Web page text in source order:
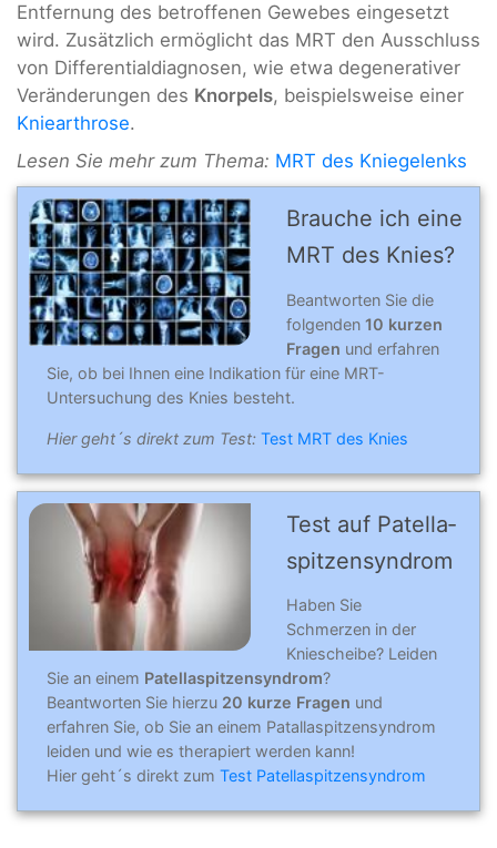
Entfernung des betroffenen Gewebes eingesetzt
wird. Zusätzlich ermöglicht das MRT den Ausschluss
von Differentialdiagnosen, wie etwa degenerativer
Veränderungen des Knorpels, beispielsweise einer
Kniearthrose.
Lesen Sie mehr zum Thema: MRT des Kniegelenks
Brauche ich eine
MRT des Knies?
Beantworten Sie die
folgenden 10 kurzen
Fragen und erfahren
Sie, ob bei Ihnen eine Indikation für eine MRT-
Untersuchung des Knies besteht.
Hier geht´s direkt zum Test: Test MRT des Knies
Test auf Patella­
spitz­en­syn­drom
Haben Sie
Schmerzen in der
Kniescheibe? Leiden
Sie an einem Patellaspitzensyndrom?
Beantworten Sie hierzu 20 kurze Fragen und
erfahren Sie, ob Sie an einem Patallaspitzensyndrom
leiden und wie es therapiert werden kann!
Hier geht´s direkt zum Test Patellaspitzensyndrom